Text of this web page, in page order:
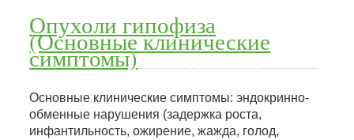
Опухоли гипофиза
(Основные клинические
симптомы)
Основные клинические симптомы: эндокринно-
обменные нарушения (задержка роста,
инфантильность, ожирение, жажда, голод,